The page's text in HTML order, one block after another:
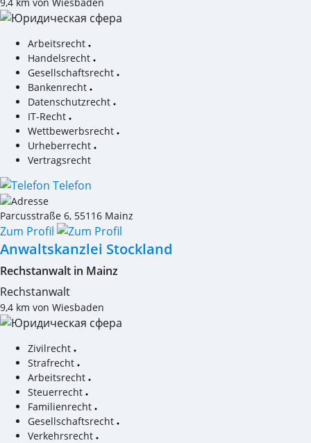
Arbeitsrecht
Handelsrecht
Gesellschaftsrecht
Bankenrecht
Datenschutzrecht
IT-Recht
Wettbewerbsrecht
Urheberrecht
Vertragsrecht
Telefon
Parcusstraße 6, 55116 Mainz
Zum Profil
Anwaltskanzlei Stockland
Rechstanwalt in Mainz
Rechstanwalt
9,4 km von Wiesbaden
Zivilrecht
Strafrecht
Arbeitsrecht
Steuerrecht
Familienrecht
Gesellschaftsrecht
Verkehrsrecht